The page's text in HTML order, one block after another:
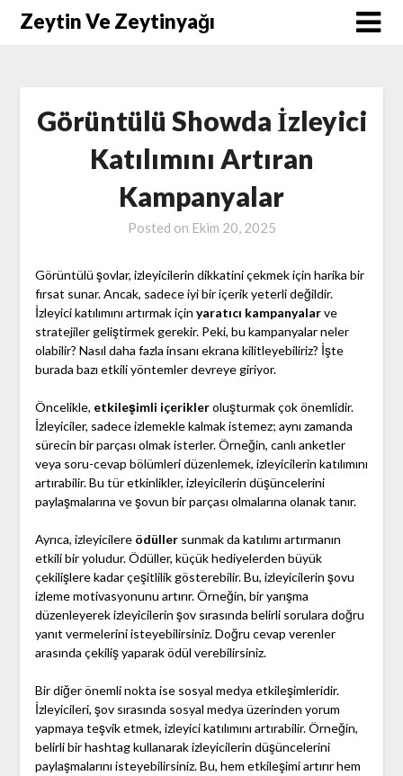
SkipZeytin Ve Zeytinyağı
Görüntülü Showda İzleyici
Katılımını Artıran
Kampanyalar
Posted on Ekim 20, 2025
Görüntülü şovlar, izleyicilerin dikkatini çekmek için harika bir
fırsat sunar. Ancak, sadece iyi bir içerik yeterli değildir.
İzleyici katılımını artırmak için yaratıcı kampanyalarve
stratejiler geliştirmek gerekir. Peki, bu kampanyalar neler
olabilir? Nasıl daha fazla insanı ekrana kilitleyebiliriz? İşte
burada bazı etkili yöntemler devreye giriyor.
Öncelikle, etkileşimli içerikleroluşturmak çok önemlidir.
İzleyiciler, sadece izlemekle kalmak istemez; aynı zamanda
sürecin bir parçası olmak isterler. Örneğin, canlı anketler
veya soru-cevap bölümleri düzenlemek, izleyicilerin katılımını
artırabilir. Bu tür etkinlikler, izleyicilerin düşüncelerini
paylaşmalarına ve şovun bir parçası olmalarına olanak tanır.
Ayrıca, izleyicilere ödüllersunmak da katılımı artırmanın
etkili bir yoludur. Ödüller, küçük hediyelerden büyük
çekilişlere kadar çeşitlilik gösterebilir. Bu, izleyicilerin şovu
izleme motivasyonunu artırır. Örneğin, bir yarışma
düzenleyerek izleyicilerin şov sırasında belirli sorulara doğru
yanıt vermelerini isteyebilirsiniz. Doğru cevap verenler
arasında çekiliş yaparak ödül verebilirsiniz.
Bir diğer önemli nokta ise sosyal medya etkileşimleridir.
İzleyicileri, şov sırasında sosyal medya üzerinden yorum
yapmaya teşvik etmek, izleyici katılımını artırabilir. Örneğin,
belirli bir hashtag kullanarak izleyicilerin düşüncelerini
paylaşmalarını isteyebilirsiniz. Bu, hem etkileşimi artırır hem